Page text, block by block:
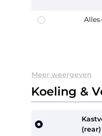
Meer weergeven
Koeling &
(rear)